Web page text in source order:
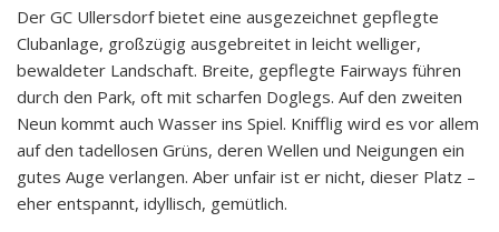
Der GC Ullersdorf bietet eine ausgezeichnet gepflegte
Clubanlage, großzügig ausgebreitet in leicht welliger,
bewaldeter Landschaft. Breite, gepflegte Fairways führen
durch den Park, oft mit scharfen Doglegs. Auf den zweiten
Neun kommt auch Wasser ins Spiel. Knifflig wird es vor allem
auf den tadellosen Grüns, deren Wellen und Neigungen ein
gutes Auge verlangen. Aber unfair ist er nicht, dieser Platz –
eher entspannt, idyllisch, gemütlich.